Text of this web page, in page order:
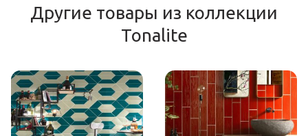
Другие товары из коллекции
Tonalite